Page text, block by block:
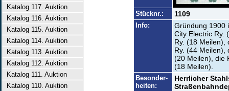
Katalog 117. Auktion
Katalog 116. Auktion
Katalog 115. Auktion
Katalog 114. Auktion
Katalog 113. Auktion
Katalog 112. Auktion
Katalog 111. Auktion
Katalog 110. Auktion
Stücknr.: 1109
Info:
Gründung 1900
City Electric Ry.
Ry. (18 Meilen),
Ry. (44 Meilen),
(20 Meilen), die
(18 Meilen).
Besonder-
heiten:
Herrlicher